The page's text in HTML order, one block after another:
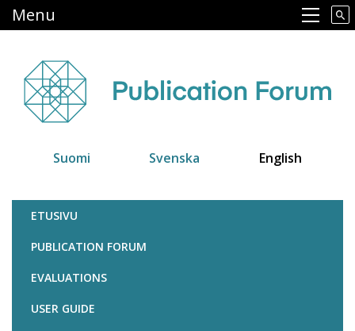
to
Main navigation
Menu
Suomi Svenska English
Julkaisufoorumi
ETUSIVU
PUBLICATION FORUM
EVALUATIONS
USER GUIDE